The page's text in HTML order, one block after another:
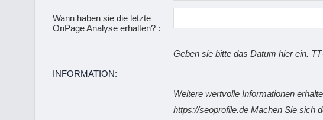
Wann haben sie die letzte
OnPage Analyse erhalten? :
Geben sie bitte das Datum hier ein.
INFORMATION:
Weitere wertvolle Informationen
https://seoprofile.de Machen Sie sich